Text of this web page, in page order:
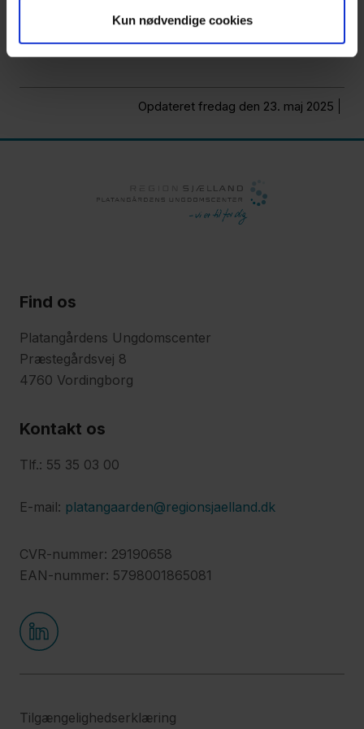
Kun nødvendige cookies
Opdateret fredag den 23. maj 2025
Find os
Platangårdens Ungdomscenter
Præstegårdsvej 8
4760 Vordingborg
Kontakt os
Tlf.: 55 35 03 00
E-mail: platangaarden@regionsjaelland.dk
CVR-nummer: 29190658
EAN-nummer: 5798001865081
Tilgængelighedserklæring